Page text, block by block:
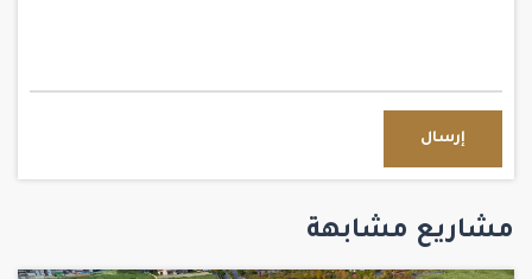
إرسال
مشاريع مشابهة